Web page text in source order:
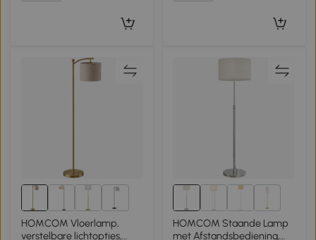
6+
HOMCOM Vloerlamp,
verstelbare lichtopties,
1+
HOMCOM Staande Lamp
met Afstandsbediening,